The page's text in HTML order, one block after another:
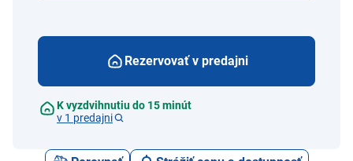
Rezervovať v predajni
K vyzdvihnutiu do 15 minút
v 1 predajni